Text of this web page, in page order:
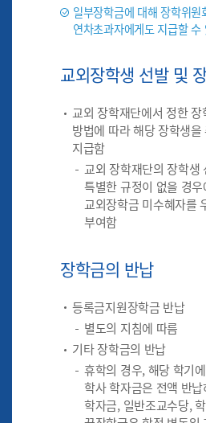
일부장학금에 대해 장학위원
연차초과자에게도 지급할 수
교외장학생 선발 및
교외 장학재단에서 정한
방법에 따라 해당 장학생을
지급함
교외 장학재단의 장학생
특별한 규정이 없을 경
교외장학금 미수혜자를
부여함
장학금의 반납
등록금지원장학금 반납
별도의 지침에 따름
기타 장학금의 반납
휴학의 경우, 해당 학기
학사 학자금은 전액 반
학자금, 일반조교수당,